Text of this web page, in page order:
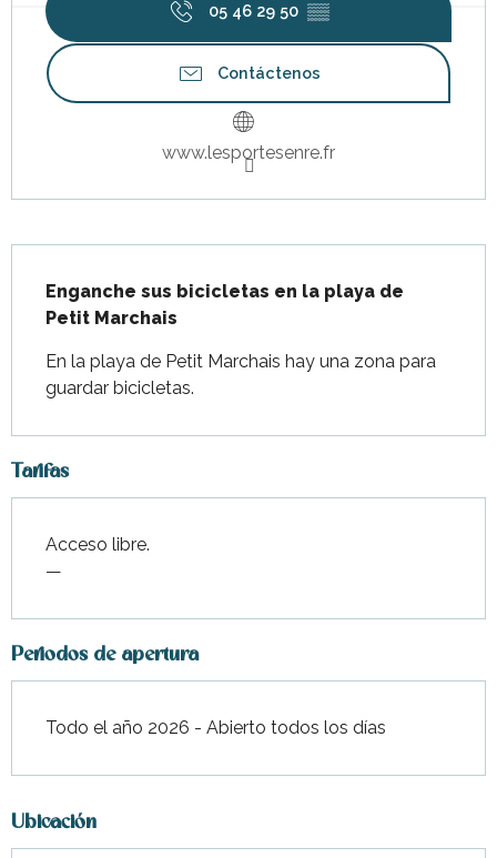
05 46 29 50 ▒▒
Contáctenos
www.lesportesenre.fr
Enganche sus bicicletas en la playa de
Petit Marchais
En la playa de Petit Marchais hay una zona para
guardar bicicletas.
Tarifas
Acceso libre.
—
Periodos de apertura
Todo el año 2026 - Abierto todos los días
Ubicación